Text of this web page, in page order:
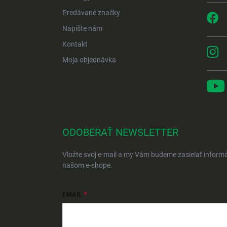
Predávané značky
Napíšte nám
Kontakt
Moja objednávka
ODOBERAŤ NEWSLETTER
Vložte svoj e-mail a my Vám budeme zasielať
našom e-shope.
EMAIL